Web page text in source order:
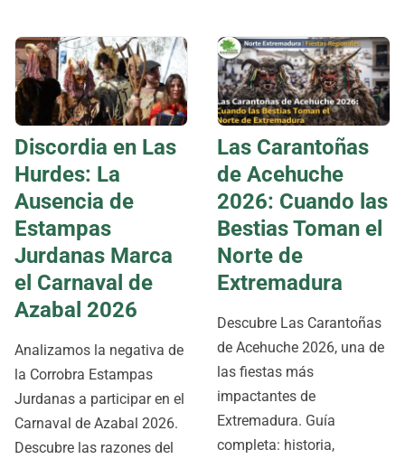
Discordia en Las
Hurdes: La
Ausencia de
Estampas
Jurdanas Marca
el Carnaval de
Azabal 2026
Analizamos la negativa de
la Corrobra Estampas
Jurdanas a participar en el
Carnaval de Azabal 2026.
Descubre las razones del
Las Carantoñas
de Acehuche
2026: Cuando las
Bestias Toman el
Norte de
Extremadura
Descubre Las Carantoñas
de Acehuche 2026, una de
las fiestas más
impactantes de
Extremadura. Guía
completa: historia,